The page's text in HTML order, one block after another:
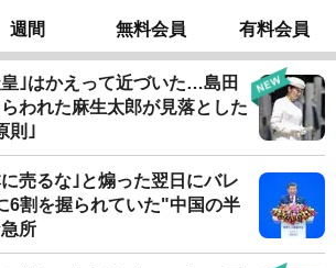
週間 無料会員 有料会員
｣はかえって近づいた…島田
われた麻生太郎が見落とした
則｣
売るな｣と煽った翌日にバレ
6割を握られていた"中国の半
所